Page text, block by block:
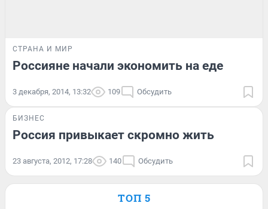
СТРАНА И МИР
Россияне начали экономить на еде
3 декабря, 2014, 13:32 109 Обсудить
БИЗНЕС
Россия привыкает скромно жить
23 августа, 2012, 17:28 140 Обсудить
ТОП 5